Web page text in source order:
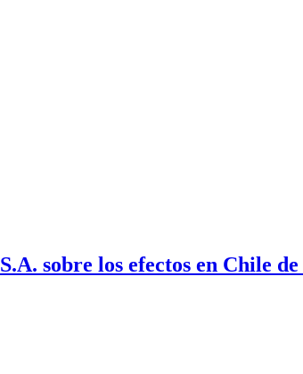
sobre los efectos en Chile